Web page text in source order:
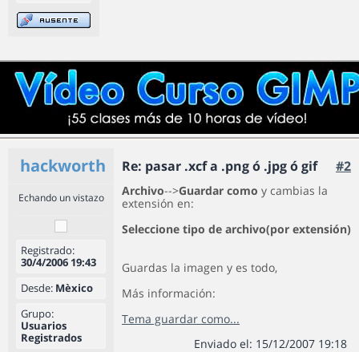
hackworth Re: pasar .xcf a .png ó .jpg ó gif #2
Echando un vistazo
Registrado:
30/4/2006 19:43
Desde: Mèxico
Grupo:
Usuarios
Registrados
Archivo-->Guardar como y cambias la
extensión en:
Seleccione tipo de archivo(por extensión)
Guardas la imagen y es todo,
Más información:
Tema guardar como...
Enviado el: 15/12/2007 19:18